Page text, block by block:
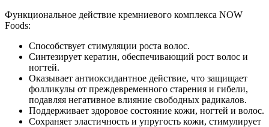
Функциональное действие кремниевого комплекса NOW
Foods:
Способствует стимуляции роста волос.
Синтезирует кератин, обеспечивающий рост волос и
ногтей.
Оказывает антиоксидантное действие, что защищает
фолликулы от преждевременного старения и гибели,
подавляя негативное влияние свободных радикалов.
Поддерживает здоровое состояние кожи, ногтей и волос.
Сохраняет эластичность и упругость кожи, стимулирует